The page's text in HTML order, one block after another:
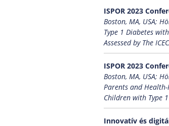
ISPOR 2023
Boston, MA, USA;
Type 1 Diabetes
Assessed by The
ISPOR 2023
Boston, MA, USA;
Parents and
Children with Type
Innovatív és